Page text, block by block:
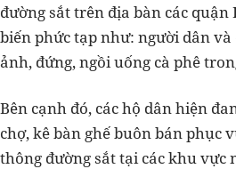
đường sắt trên địa bàn các
biến phức tạp như: người dân
ảnh, đứng, ngồi uống cà phê
Bên cạnh đó, các hộ dân hiện
chợ, kê bàn ghế buôn bán phục
thông đường sắt tại các khu vực